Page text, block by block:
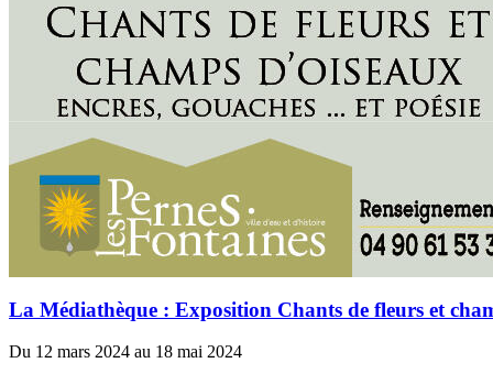
La Médiathèque : Exposition Chants de fleurs et
Du 12 mars 2024 au 18 mai 2024